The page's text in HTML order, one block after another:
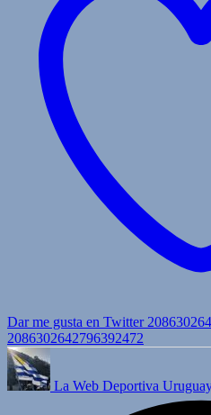
Dar me gusta en Twitter
2086302642796392472
La Web Deportiva